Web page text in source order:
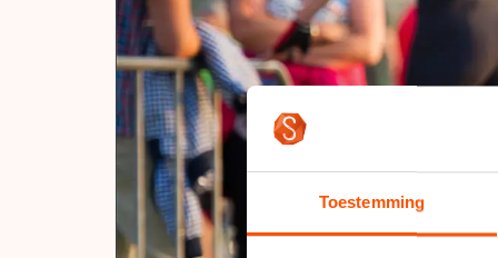
Toestemming
Olympische